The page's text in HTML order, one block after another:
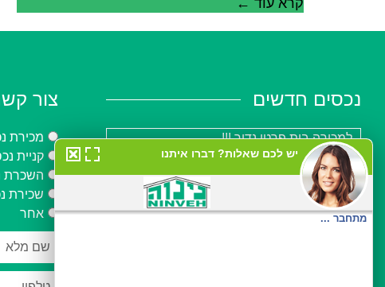
קרא עוד ←
נכסים חדשים
למכירה בית פרטי נדיר !!!
בשכונת לב הפארק
למכירה דירת 3.5 חדרים בשכונת לב הפארק
צור
מכירת
קניית
השכרת
שכירת
אחר